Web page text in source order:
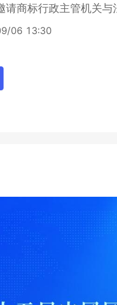
请商标行政主管机关与
06 13:30